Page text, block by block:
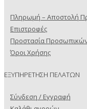
Πληρωμή – Αποστολή
Επιστροφές
Προστασία
Όροι Χρήσης
ΕΞΥΠΗΡΕΤΗΣΗ ΠΕΛΑΤΩΝ
Σύνδεση / Εγγραφή